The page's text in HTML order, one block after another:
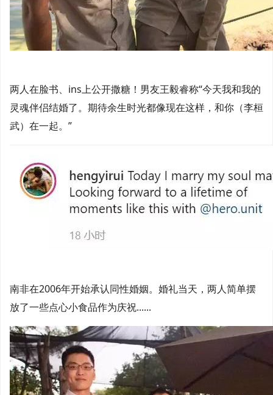
两人在脸书、ins上公开撒糖！男友王毅睿称“今天我和我的
灵魂伴侣结婚了。期待余生时光都像现在这样，和你（李桓
武）在一起。”
南非在2006年开始承认同性婚姻。婚礼当天，两人简单摆
放了一些点心小食品作为庆祝......